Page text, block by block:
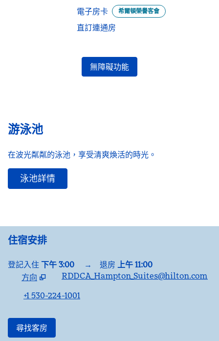
電子房卡
希爾頓榮譽客會
直訂連通房
無障礙功能
游泳池
在波光粼粼的泳池，享受清爽煥活的時光。
泳池詳情
住宿安排
登記入住 下午 3:00 → 退房 上午 11:00
方向
開啟新分頁
RDDCA_Hampton_Suites@hilton.com
+1 530-224-1001
尋找客房